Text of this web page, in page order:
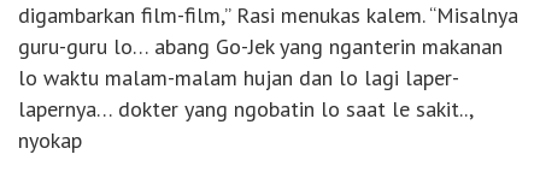
digambarkan film-film,” Rasi menukas kalem. “Misalnya
guru-guru lo… abang Go-Jek yang nganterin makanan
lo waktu malam-malam hujan dan lo lagi laper-
lapernya… dokter yang ngobatin lo saat le sakit..,
nyokap